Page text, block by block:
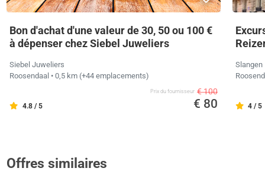
Bon d'achat d'une valeur de 30, 50 ou 100 €
à dépenser chez Siebel Juweliers
Siebel Juweliers
Roosendaal • 0,5 km (+44 emplacements)
4.8 / 5
Prix ​​du fournisseur € 100
€ 80
Slangen
4 / 5
Offres similaires